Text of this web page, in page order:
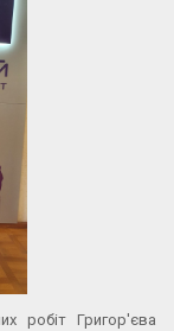
робіт Григор'єва